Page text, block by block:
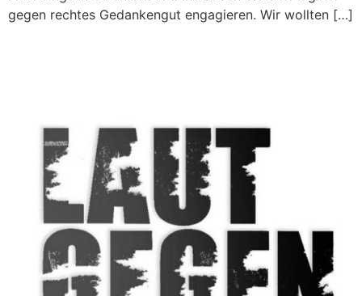
gegen rechtes Gedankengut engagieren. Wir wollten […]